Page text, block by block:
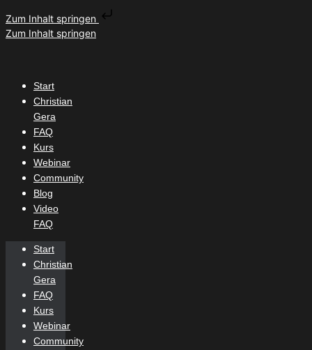
Zum Inhalt springen
Zum Inhalt springen
Start
Christian
Gera
FAQ
Kurs
Webinar
Community
Blog
Video
FAQ
Start
Christian
Gera
FAQ
Kurs
Webinar
Community